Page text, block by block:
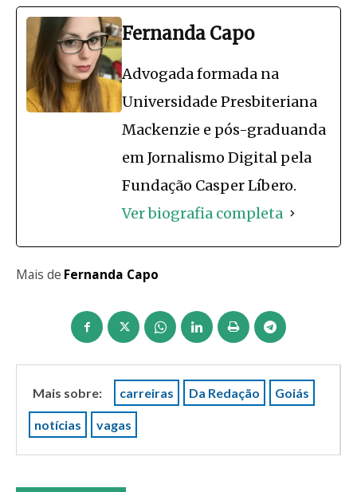
Fernanda Capo
Advogada formada na
Universidade Presbiteriana
Mackenzie e pós-graduanda
em Jornalismo Digital pela
Fundação Casper Líbero.
Ver biografia completa
Mais de Fernanda Capo
Mais sobre: carreiras Da Redação Goiás
notícias vagas